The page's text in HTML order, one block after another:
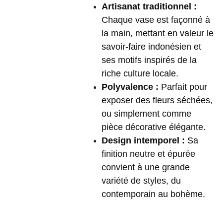
Artisanat traditionnel :
Chaque vase est façonné à
la main, mettant en valeur le
savoir-faire indonésien et
ses motifs inspirés de la
riche culture locale.
Polyvalence : Parfait pour
exposer des fleurs séchées,
ou simplement comme
pièce décorative élégante.
Design intemporel : Sa
finition neutre et épurée
convient à une grande
variété de styles, du
contemporain au bohème.